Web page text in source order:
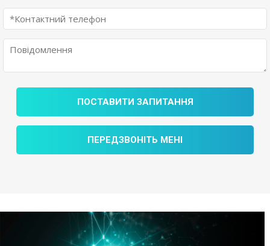
ПОСТАВИТИ ЗАПИТАННЯ
ПЕРЕДЗВОНІТЬ МЕНІ